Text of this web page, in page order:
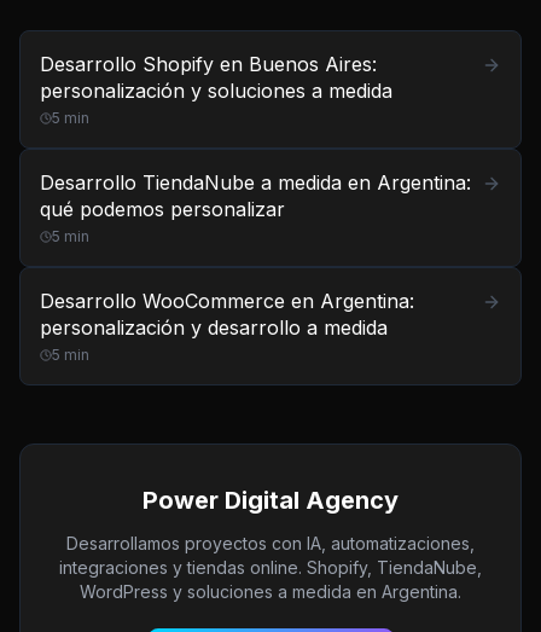
Desarrollo Shopify en Buenos Aires:
personalización y soluciones a medida
5 min
Desarrollo TiendaNube a medida en Argentina:
qué podemos personalizar
5 min
Desarrollo WooCommerce en Argentina:
personalización y desarrollo a medida
5 min
Power Digital Agency
Desarrollamos proyectos con IA, automatizaciones,
integraciones y tiendas online. Shopify, TiendaNube,
WordPress y soluciones a medida en Argentina.